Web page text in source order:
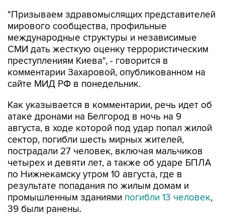
"Призываем здравомыслящих представителей
мирового сообщества, профильные
международные структуры и независимые
СМИ дать жесткую оценку террористическим
преступлениям Киева", - говорится в
комментарии Захаровой, опубликованном на
сайте МИД РФ в понедельник.
Как указывается в комментарии, речь идет об
атаке дронами на Белгород в ночь на 9
августа, в ходе которой под удар попал жилой
сектор, погибли шесть мирных жителей,
пострадали 27 человек, включая мальчиков
четырех и девяти лет, а также об ударе БПЛА
по Нижнекамску утром 10 августа, где в
результате попадания по жилым домам и
промышленным зданиями погибли 13 человек,
39 были ранены.